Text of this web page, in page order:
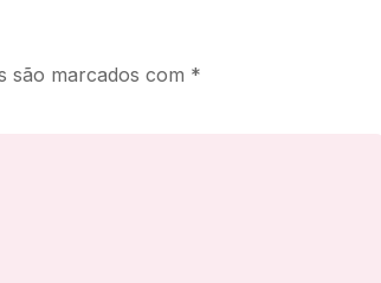
são marcados com *